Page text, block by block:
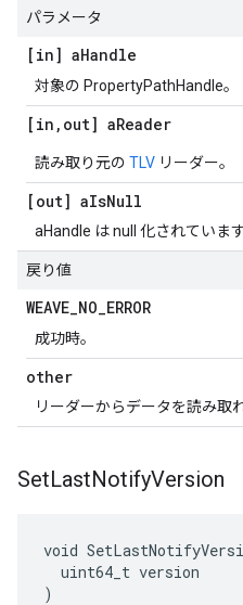
パラメータ
[in] aHandle
対象の PropertyPathHandle。
[in , out] aReader
読み取り元の TLV リーダー。
[out] aIsNull
aHandle は null 化されていま
戻り値
WEAVE_NO_ERROR
成功時。
other
リーダーからデータを読み取
SetLastNotifyVersion
void
  uint64_t version
)